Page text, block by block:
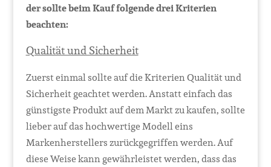
der sollte beim Kauf folgende drei Kriterien
beachten:
Qualität und Sicherheit
Zuerst einmal sollte auf die Kriterien Qualität und
Sicherheit geachtet werden. Anstatt einfach das
günstigste Produkt auf dem Markt zu kaufen, sollte
lieber auf das hochwertige Modell eins
Markenherstellers zurückgegriffen werden. Auf
diese Weise kann gewährleistet werden, dass das